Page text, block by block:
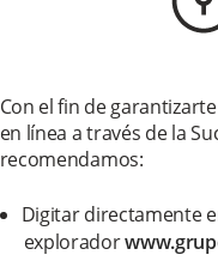
Con el fin de
en línea a través de la
recomendamos:
Digitar directamente
explorador